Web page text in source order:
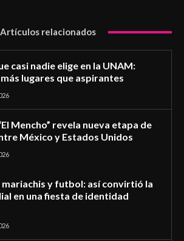
Artículos relacionados
casi nadie elige en la UNAM:
lugares que aspirantes
Mencho” revela nueva etapa de
México y Estados Unidos
y futbol: así convirtió la
en una fiesta de identidad